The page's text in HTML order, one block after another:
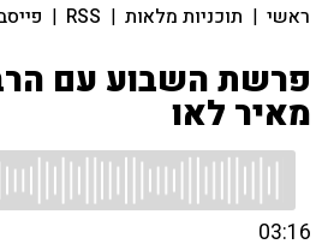
ראשי | תוכניות מלאות |
RSS
|
פרשת השבוע עם
מאיר לאו
03:16